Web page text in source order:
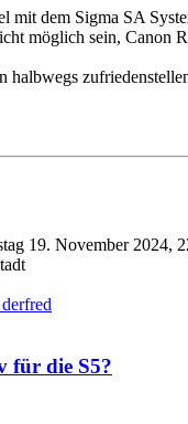
mit dem Sigma SA
möglich sein, Canon
halbwegs
19. November 2024,
für die S5?